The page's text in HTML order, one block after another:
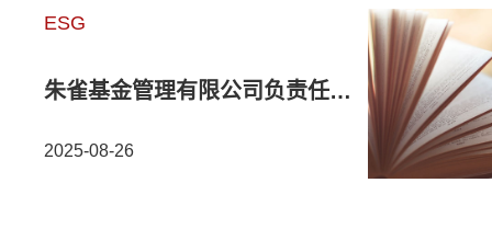
下，产业基本面是否发生根本性逆转？本轮共振的底层逻
依然稳固？朱雀基金科技组研究员徐斌毅在近期客户沙龙
统梳理了这一轮AI行情的产业逻辑、市场节奏与细分赛道
以下为正文。01史上四轮科技牛市复盘过往几轮科技牛市
具备代表性的是互联网泡沫时期，当时美国市场领涨标的
科、美国在线及各类.com互联网企业为主，核心上涨赛道
ESG
朱雀基金管理有限公司负责任投资准则
2025-08-26